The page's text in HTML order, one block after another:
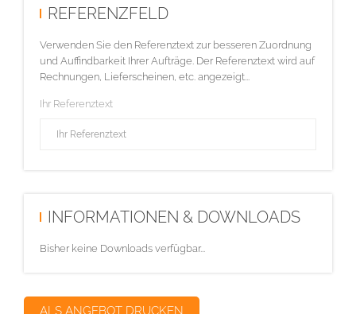
REFERENZFELD
Verwenden Sie den Referenztext zur besseren Zuordnung
und Auffindbarkeit Ihrer Aufträge. Der Referenztext wird auf
Rechnungen, Lieferscheinen, etc. angezeigt...
Ihr Referenztext
INFORMATIONEN & DOWNLOADS
Bisher keine Downloads verfügbar...
ALS ANGEBOT DRUCKEN